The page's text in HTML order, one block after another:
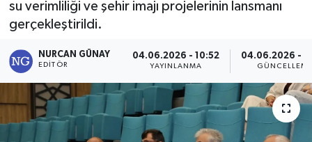
su verimliliği ve şehir imajı projelerinin lansmanı
gerçekleştirildi.
NURCAN GÜNAY
EDITÖR
04.06.2026 - 10:52
YAYINLANMA
04.06.2026 -
Dumlupınar
Dünya
Eğitim
Ekonomi